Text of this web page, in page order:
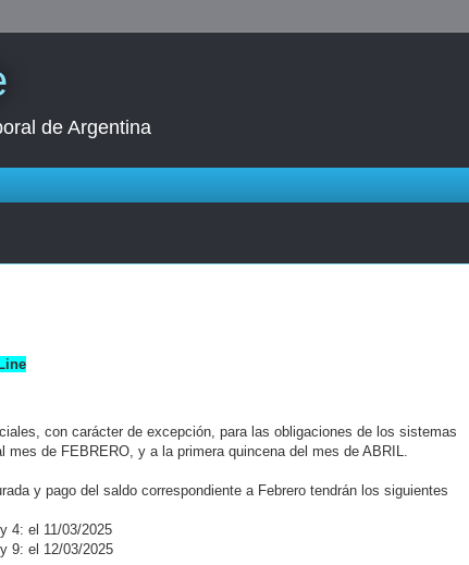
de Argentina
con carácter de excepción, para las obligaciones de los sistemas
de FEBRERO, y a la primera quincena del mes de ABRIL.
y pago del saldo correspondiente a Febrero tendrán los siguientes
4: el 11/03/2025
9: el 12/03/2025